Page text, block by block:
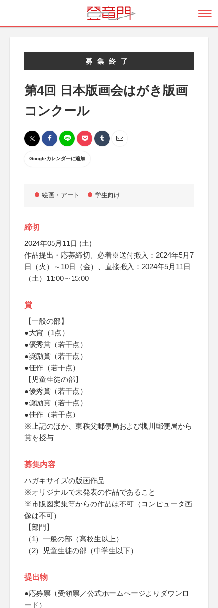
募集終了
第4回 日本版画会はがき版画
コンクール
Googleカレンダーに追加
絵画・アート 学生向け
締切
2024年05月11日 (土)
作品提出・応募締切、必着※送付搬入：2024年5月7
日（火）～10日（金）、直接搬入：2024年5月11日
（土）11:00～15:00
賞
【一般の部】
●大賞（1点）
●優秀賞（若干点）
●奨励賞（若干点）
●佳作（若干点）
【児童生徒の部】
●優秀賞（若干点）
●奨励賞（若干点）
●佳作（若干点）
※上記のほか、東秩父郵便局および槻川郵便局から
賞を授与
募集内容
ハガキサイズの版画作品
※オリジナルで未発表の作品であること
※市販図案集等からの作品は不可（コンピュータ画
像は不可）
【部門】
（1）一般の部（高校生以上）
（2）児童生徒の部（中学生以下）
提出物
●応募票（受領票／公式ホームページよりダウンロ
ード）